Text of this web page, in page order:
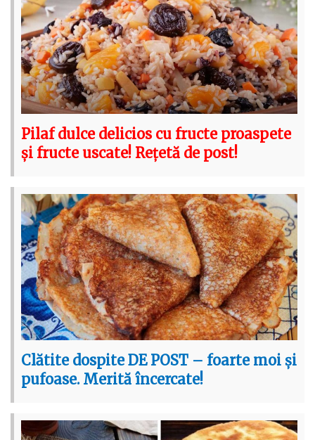
Pilaf dulce delicios cu fructe proaspete
și fructe uscate! Rețetă de post!
Clătite dospite DE POST – foarte moi și
pufoase. Merită încercate!